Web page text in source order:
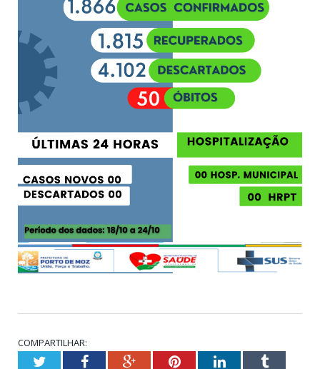
COMPARTILHAR:
TwitterFacebookGoogle+PinterestLinkedInTumblr